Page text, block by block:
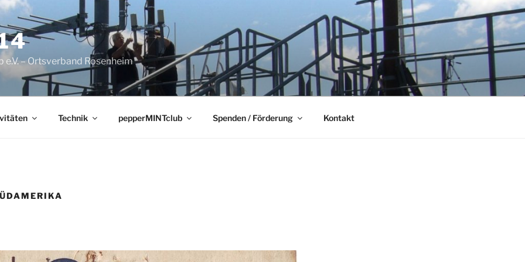
– Ortsverband Rosenheim
Technik pepperMINTclub Spenden / Förderung Kontakt